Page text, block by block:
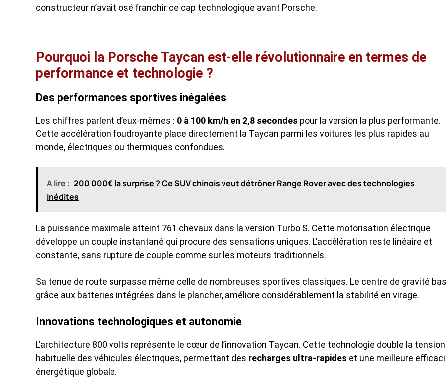
constructeur n’avait osé franchir ce cap technologique avant Porsche.
Pourquoi la Porsche Taycan est-elle révolutionnaire en termes de
performance et technologie ?
Des performances sportives inégalées
Les chiffres parlent d’eux-mêmes : 0 à 100 km/h en 2,8 secondes pour la version la plus performante.
Cette accélération foudroyante place directement la Taycan parmi les voitures les plus rapides au
monde, électriques ou thermiques confondues.
A lire : 200 000€ la surprise ? Ce SUV chinois veut détrôner Range Rover avec des technologies
inédites
La puissance maximale atteint 761 chevaux dans la version Turbo S. Cette motorisation électrique
développe un couple instantané qui procure des sensations uniques. L’accélération reste linéaire et
constante, sans rupture de couple comme sur les moteurs traditionnels.
Sa tenue de route surpasse même celle de nombreuses sportives classiques. Le centre de gravité
grâce aux batteries intégrées dans le plancher, améliore considérablement la stabilité en virage.
Innovations technologiques et autonomie
L’architecture 800 volts représente le cœur de l’innovation Taycan. Cette technologie double la tension
habituelle des véhicules électriques, permettant des recharges ultra-rapides et une meilleure
énergétique globale.